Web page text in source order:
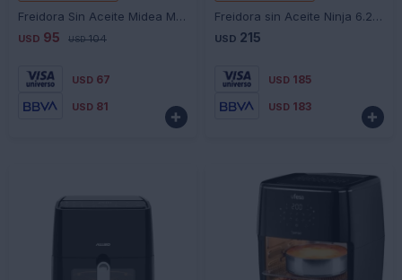
Freidora Sin Aceite Midea MF-CY85WK2 8.5L 2200W Ub
USD 95 USD 104
USD 67
USD 81

Freidora sin Aceite Ninja 6.2 Litros
USD 215
USD 185
USD 183
